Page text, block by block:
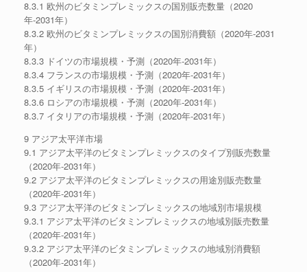
8.3.1 欧州のビタミンプレミックスの国別販売数量（2020
年-2031年）
8.3.2 欧州のビタミンプレミックスの国別消費額（2020年-2031
年）
8.3.3 ドイツの市場規模・予測（2020年-2031年）
8.3.4 フランスの市場規模・予測（2020年-2031年）
8.3.5 イギリスの市場規模・予測（2020年-2031年）
8.3.6 ロシアの市場規模・予測（2020年-2031年）
8.3.7 イタリアの市場規模・予測（2020年-2031年）
9 アジア太平洋市場
9.1 アジア太平洋のビタミンプレミックスのタイプ別販売数量
（2020年-2031年）
9.2 アジア太平洋のビタミンプレミックスの用途別販売数量
（2020年-2031年）
9.3 アジア太平洋のビタミンプレミックスの地域別市場規模
9.3.1 アジア太平洋のビタミンプレミックスの地域別販売数量
（2020年-2031年）
9.3.2 アジア太平洋のビタミンプレミックスの地域別消費額
（2020年-2031年）